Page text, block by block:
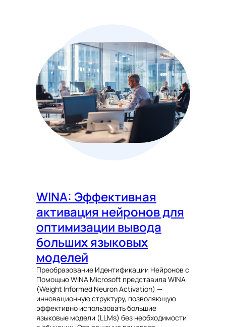
WINA: Эффективная
активация нейронов для
оптимизации вывода
больших языковых
моделей
Преобразование Идентификации Нейронов с
Помощью WINA Microsoft представила WINA
(Weight Informed Neuron Activation) —
инновационную структуру, позволяющую
эффективно использовать большие
языковые модели (LLMs) без необходимости